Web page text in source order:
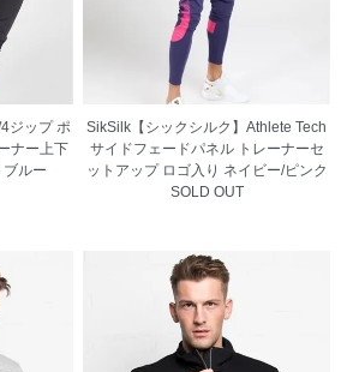
ジップ ポ
ナー上下
ルー
SikSilk【シックシルク】Athlete Tech
サイドフェードパネル トレーナーセ
ットアップ ロゴ入り ネイビー/ピンク
SOLD OUT